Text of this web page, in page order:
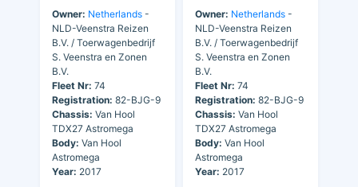
Owner: Netherlands -
NLD-Veenstra Reizen
B.V. / Toerwagenbedrijf
S. Veenstra en Zonen
B.V.
Fleet Nr: 74
Registration: 82-BJG-9
Chassis: Van Hool
TDX27 Astromega
Body: Van Hool
Astromega
Year: 2017
Owner: Netherlands -
NLD-Veenstra Reizen
B.V. / Toerwagenbedrijf
S. Veenstra en Zonen
B.V.
Fleet Nr: 74
Registration: 82-BJG-9
Chassis: Van Hool
TDX27 Astromega
Body: Van Hool
Astromega
Year: 2017